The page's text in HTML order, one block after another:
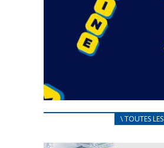
CARNET D’ACCUEIL
25 avril 2022
\ TOUTES